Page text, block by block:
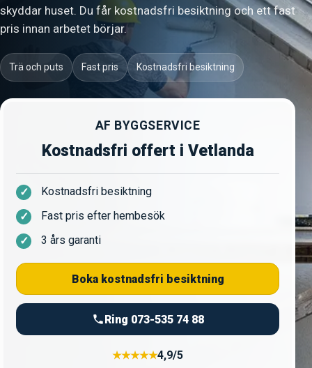
skyddar huset. Du får kostnadsfri besiktning och ett fast
pris innan arbetet börjar.
Trä och puts Fast pris Kostnadsfri besiktning
AF BYGGSERVICE
Kostnadsfri offert i Vetlanda
Kostnadsfri besiktning
Fast pris efter hembesök
3 års garanti
Boka kostnadsfri besiktning
Ring 073-535 74 88
★★★★★4,9/5